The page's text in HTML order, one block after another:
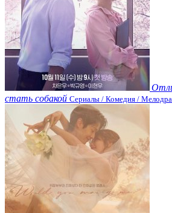
стать собакой Сериалы / Комедия /